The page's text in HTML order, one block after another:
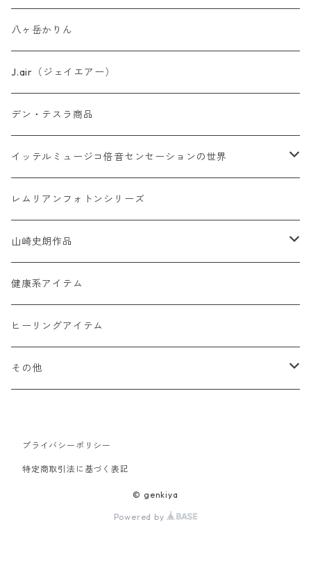
書籍カードシリーズ
Soul Reclaim（ソウルレクイエム）シリーズ
その他のカード
八ヶ岳かりん
J.air（ジェイエアー）
デン・テスラ商品
イッテルミュージコ倍音センセーションの世界
1368イッテルミュージコCD
Hi-Ringo 孤独のライブCD1368
ヒーリンゴの仲間たちCD1368
Hi-Ringo Yah！ selection CD
レムリアンフォトンシリーズ
山崎史朗作品
幻妙鏡(万華鏡)
オーナメント（収納・飾り台)
水眠亭クラフト（その他作品）
健康系アイテム
ヒーリングアイテム
その他
【LHG 高濃度水素酸素発生装置】関連商品
プライバシーポリシー
特定商取引法に基づく表記
© genkiya
Powered by